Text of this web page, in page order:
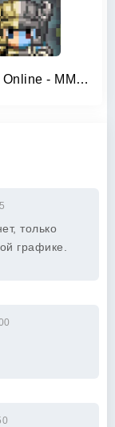
Heritage Online - MMORPG 2D
только
графике.